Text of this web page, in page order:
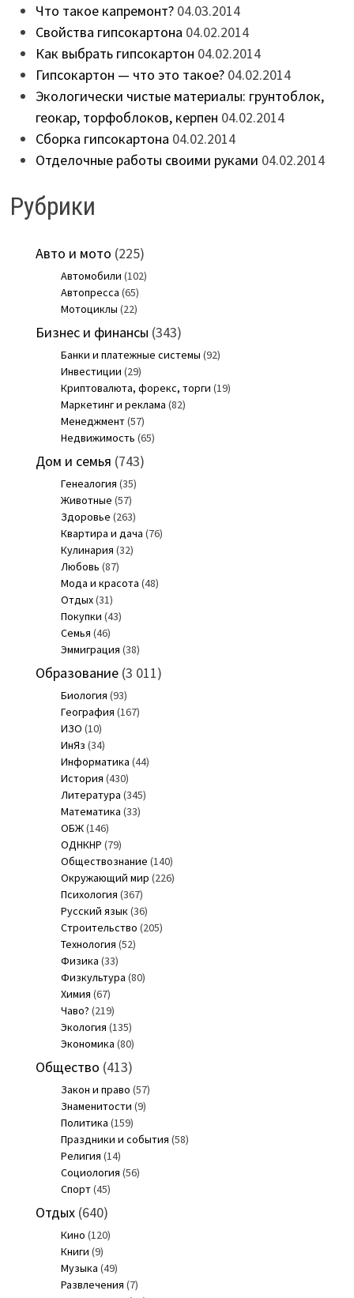
Что такое капремонт? 04.03.2014
Свойства гипсокартона 04.02.2014
Как выбрать гипсокартон 04.02.2014
Гипсокартон — что это такое? 04.02.2014
Экологически чистые материалы: грунтоблок,
геокар, торфоблоков, керпен 04.02.2014
Сборка гипсокартона 04.02.2014
Отделочные работы своими руками 04.02.2014
Рубрики
Авто и мото (225)
Автомобили (102)
Автопресса (65)
Мотоциклы (22)
Бизнес и финансы (343)
Банки и платежные системы (92)
Инвестиции (29)
Криптовалюта, форекс, торги (19)
Маркетинг и реклама (82)
Менеджмент(57)
Недвижимость (65)
Дом и семья (743)
Генеалогия (35)
Животные (57)
Здоровье (263)
Квартира и дача (76)
Кулинария (32)
Любовь (87)
Мода и красота (48)
Отдых(31)
Покупки (43)
Семья (46)
Эммиграция (38)
Образование(3 011)
Биология (93)
География (167)
ИЗО (10)
ИнЯз (34)
Информатика (44)
История (430)
Литература (345)
Математика (33)
ОБЖ(146)
ОДНКНР (79)
Обществознание (140)
Окружающий мир (226)
Психология (367)
Русский язык(36)
Строительство (205)
Технология (52)
Физика (33)
Физкультура (80)
Химия (67)
Чаво? (219)
Экология (135)
Экономика (80)
Общество (413)
Закон и право (57)
Знаменитости (9)
Политика (159)
Праздники и события (58)
Религия (14)
Социология (56)
Спорт(45)
Отдых(640)
Кино (120)
Книги (9)
Музыка (49)
Развлечения (7)